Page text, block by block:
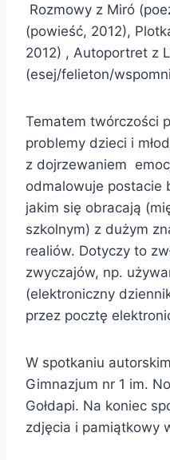
Rozmowy z Miró
(powieść, 2012),
2012) , Autoportret z
(esej/felieton/
Tematem twórczości
problemy dzieci i
z dojrzewaniem
odmalowuje postacie
jakim się obracają
szkolnym) z dużym
realiów. Dotyczy to
zwyczajów, np.
(elektroniczny
przez pocztę
W spotkaniu
Gimnazjum nr 1 im.
Gołdapi. Na koniec
zdjęcia i pamiątkowy